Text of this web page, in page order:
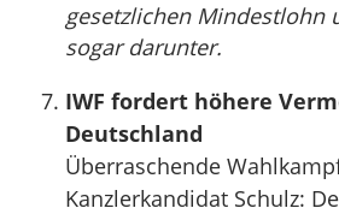
gesetzlichen Mindestlohn
sogar darunter.
IWF fordert höhere
Deutschland
Überraschende
Kanzlerkandidat Schulz: